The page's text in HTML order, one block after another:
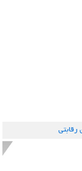
رقابتی